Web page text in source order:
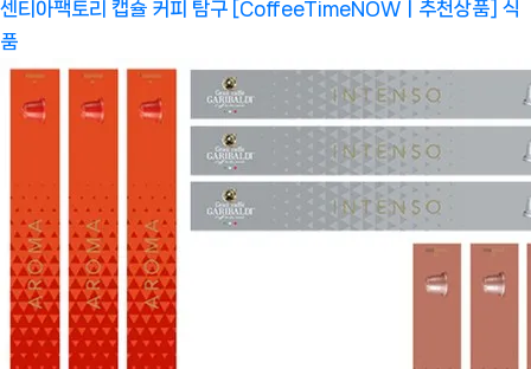
센티아팩토리 캡슐 커피 탐구 [CoffeeTimeNOWㅣ추천상품]
식
품